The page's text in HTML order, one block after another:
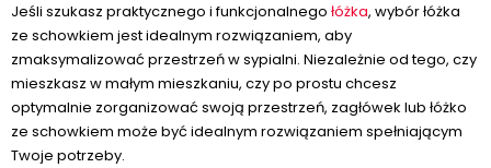
Jeśli szukasz praktycznego i funkcjonalnego łóżka, wybór łóżka
ze schowkiem jest idealnym rozwiązaniem, aby
zmaksymalizować przestrzeń w sypialni. Niezależnie od tego, czy
mieszkasz w małym mieszkaniu, czy po prostu chcesz
optymalnie zorganizować swoją przestrzeń, zagłówek lub łóżko
ze schowkiem może być idealnym rozwiązaniem spełniającym
Twoje potrzeby.